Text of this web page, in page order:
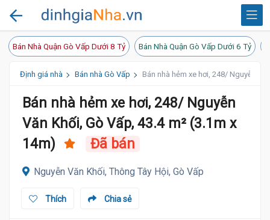
Bán Nhà Quận Gò Vấp Dưới 8 Tỷ Bán Nhà Quận Gò Vấp Dưới 6 Tỷ
Định giá nhà Bán nhà Gò Vấp Bán nhà hẻm xe hơi, 248/ Nguyễn
Bán nhà hẻm xe hơi, 248/ Nguyễn
Văn Khối, Gò Vấp, 43.4 m² (3.1m x
14m)
Đã bán
Nguyễn Văn Khối, Thông Tây Hội, Gò Vấp
Chia sẻ
Thích